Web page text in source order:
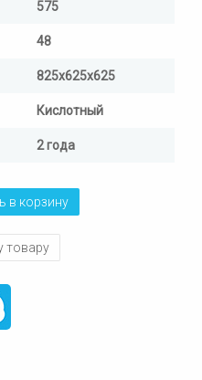
575
48
825х625х625
Кислотный
2 года
в корзину
товару